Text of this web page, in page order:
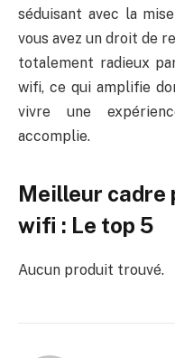
séduisant avec la
vous avez un droit de
totalement radieux
wifi, ce qui amplifie
vivre une
accomplie.
Meilleur cadre
wifi : Le top 5
Aucun produit trouvé.